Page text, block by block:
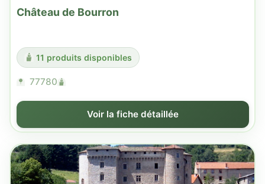
Château de Bourron
11 produits disponibles
77780
Voir la fiche détaillée